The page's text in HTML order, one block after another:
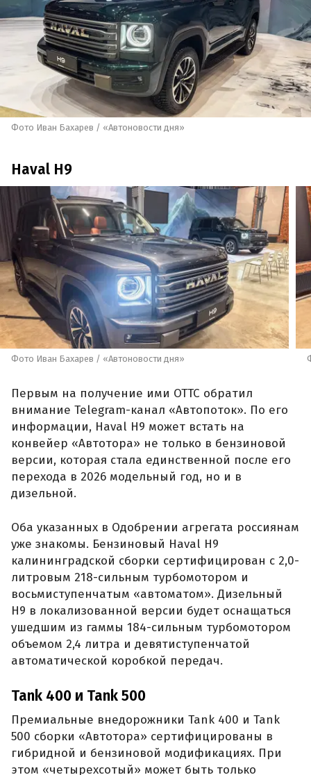
Фото Иван Бахарев / «Автоновости дня»
Haval H9
Фото Иван Бахарев / «Автоновости дня»
Первым на получение ими ОТТС обратил
внимание Telegram-канал «Автопоток». По его
информации, Haval H9 может встать на
конвейер «Автотора» не только в бензиновой
версии, которая стала единственной после его
перехода в 2026 модельный год, но и в
дизельной.
Оба указанных в Одобрении агрегата россиянам
уже знакомы. Бензиновый Haval H9
калининградской сборки сертифицирован с 2,0-
литровым 218-сильным турбомотором и
восьмиступенчатым «автоматом». Дизельный
H9 в локализованной версии будет оснащаться
ушедшим из гаммы 184-сильным турбомотором
объемом 2,4 литра и девятиступенчатой
автоматической коробкой передач.
Tank 400 и Tank 500
Премиальные внедорожники Tank 400 и Tank
500 сборки «Автотора» сертифицированы в
гибридной и бензиновой модификациях. При
этом «четырехсотый» может быть только